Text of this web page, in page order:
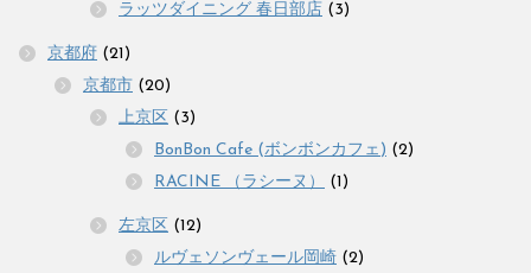
ラッツダイニング 春日部店 (3)
京都府 (21)
京都市 (20)
上京区 (3)
BonBon Cafe (ボンボンカフェ) (2)
RACINE （ラシーヌ）
(1)
左京区 (12)
ルヴェソンヴェール岡崎 (2)